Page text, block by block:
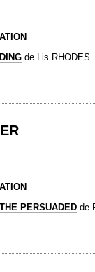
de Lis RHODES
PERSUADED de